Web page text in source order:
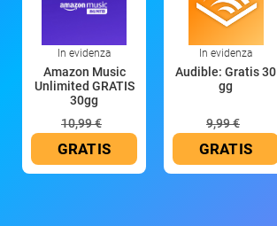
In evidenza
Amazon Music
Unlimited GRATIS
30gg
10,99 €
GRATIS
In evidenza
Audible: Gratis 30
gg
9,99 €
GRATIS